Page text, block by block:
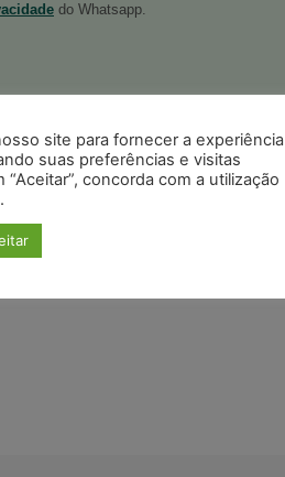
do Whatsapp.
Seguir no Google
site para fornecer a experiência
suas preferências e visitas
“Aceitar”, concorda com a utilização